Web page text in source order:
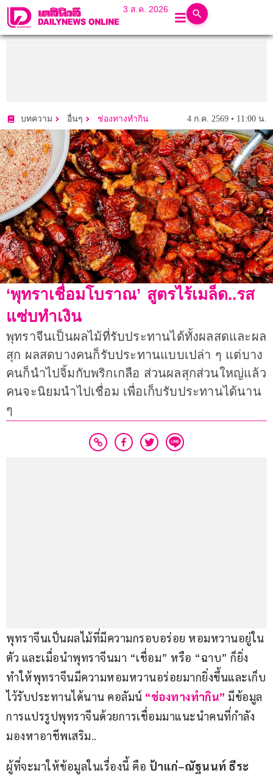
3 ส.ค. 2026
บทความ อื่นๆ ช่องทางทำกิน 4 ก.ค. 2569 • 11:00 น.
‘พุทราเชื่อมโบราณ’ สูตรไร้เมล็ด..รส
แซ่บทำเงิน
พุทราจีนเป็นผลไม้ที่รับประทานได้ทั้งผลสดและผล
สุก ผลสดบางคนก็รับประทานแบบเปล่า ๆ แต่บาง
คนก็นำไปจิ้มกับพริกเกลือ ส่วนผลสุกส่วนใหญ่แล้ว
คนจะนิยมนำไปเชื่อม เพื่อเก็บรับประทานได้นาน
ๆ
พุทราจีนเป็นผลไม้ที่มีความกรอบอร่อย หอมหวานอยู่ใน
ตัว และเมื่อนำพุทราจีนมา “เชื่อม” หรือ “ฉาบ” ก็ยิ่ง
ทำให้พุทราจีนมีความหอมหวานอร่อยมากยิ่งขึ้นและเก็บ
ไว้รับประทานได้นาน คอลัมน์ “ช่องทางทำกิน” มีข้อมูล
การแปรรูปพุทราจีนด้วยการเชื่อมมาแนะนำคนที่กำลัง
มองหาอาชีพเสริม..
ผู้ที่จะมาให้ข้อมูลในเรื่องนี้ คือ ป้าแก่–ณัฐนนท์ ธีระ